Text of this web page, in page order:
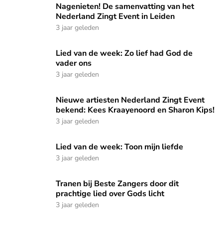
Nagenieten! De samenvatting van het Nederland Zingt
Nagenieten! De samenvatting van het
Nederland Zingt Event in Leiden
3 jaar geleden
Lied van de week: Zo lief had God de vader ons
Lied van de week: Zo lief had God de
vader ons
3 jaar geleden
Nieuwe artiesten Nederland Zingt Event bekend: Kees
Nieuwe artiesten Nederland Zingt Event
bekend: Kees Kraayenoord en Sharon Kips!
3 jaar geleden
Lied van de week: Toon mijn liefde
Lied van de week: Toon mijn liefde
3 jaar geleden
Tranen bij Beste Zangers door dit prachtige lied over Gods
Tranen bij Beste Zangers door dit
prachtige lied over Gods licht
3 jaar geleden